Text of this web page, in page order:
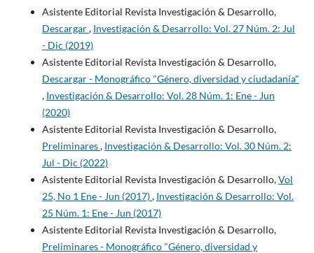
Asistente Editorial Revista Investigación & Desarrollo,
Descargar, Investigación & Desarrollo: Vol. 27 Núm. 2: Jul
- Dic (2019)
Asistente Editorial Revista Investigación & Desarrollo,
Descargar - Monográfico "Género, diversidad y ciudadanía"
, Investigación & Desarrollo: Vol. 28 Núm. 1: Ene - Jun
(2020)
Asistente Editorial Revista Investigación & Desarrollo,
Preliminares, Investigación & Desarrollo: Vol. 30 Núm. 2:
Jul - Dic (2022)
Asistente Editorial Revista Investigación & Desarrollo,Vol
25, No 1 Ene - Jun (2017), Investigación & Desarrollo: Vol.
25 Núm. 1: Ene - Jun (2017)
Asistente Editorial Revista Investigación & Desarrollo,
Preliminares - Monográfico "Género, diversidad y